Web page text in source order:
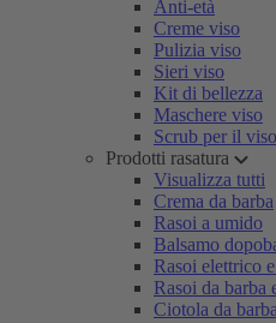
Anti-età
Creme viso
Pulizia viso
Sieri viso
Kit di bellezza
Maschere viso
Scrub per il viso
Prodotti rasatura
Visualizza tutti
Crema da barba
Rasoi a umido
Balsamo
Rasoi elettrico
Rasoi da barba
Ciotola da barba